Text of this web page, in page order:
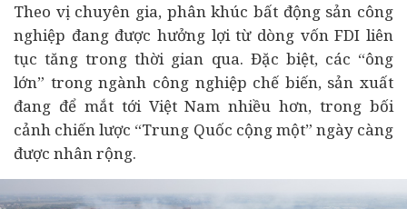
Theo vị chuyên gia, phân khúc bất động sản công
nghiệp đang được hưởng lợi từ dòng vốn FDI liên
tục tăng trong thời gian qua. Đặc biệt, các “ông
lớn” trong ngành công nghiệp chế biến, sản xuất
đang để mắt tới Việt Nam nhiều hơn, trong bối
cảnh chiến lược “Trung Quốc cộng một” ngày càng
được nhân rộng.